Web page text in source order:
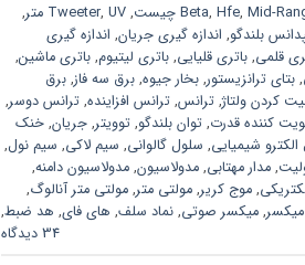
Beta, Hfe, Mid-
,
Tweeter, UV متر
,
بلندگو, اندازه گیری جریان, اندازه گیری
قلمی, باتری قلیایی, باتری لیتیوم, باتری ماشین,
, بتای ترانزیستور, بخار جیوه, برق سه فاز, برق
کردن ولتاژ, ترانس, ترانس افزاینده, ترانس دوسر,
کننده قدرت, توان بلندگو, توویتر, جریان, خنک
شیمیایی, سلول گالوانی, سیم لاکی, سیم نول,
, مدار مهتابی, مدولاسیون, مدولاسیون دامنه,
, موج کریر, مولتی متر, مولتی متر آنالوگ,
میکسر, میکسر صوتی, نماد سلف, های فای, هد ضبط,
34 دیدگاه